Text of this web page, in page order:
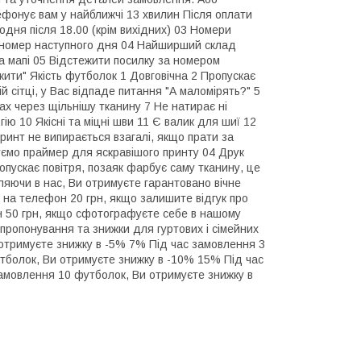
вам у найближчі 13 хвилин Після оплати
після 18.00 (крім вихідних) 03 Номери
наступного дня 04 Найширший склад
мапі 05 Відстежити посилку за номером
Якість футболок 1 Довговічна 2 Пропускає
сітці, у Вас відпаде питання "А маломірять?" 5
через щільнішу тканину 7 Не натирає ні
10 Якісні та міцні шви 11 Є валик для шиї 12
не випирається взагалі, якщо прати за
праймер для яскравішого принту 04 Друк
повітря, позаяк фарбує саму тканину, це
в нас, Ви отримуєте гарантовано вічне
телефон 20 грн, якщо залишите відгук про
грн, якщо сфотографуєте себе в нашому
та знижки для гуртових і сімейних
знижку в -5% 7% Під час замовлення 3
Ви отримуєте знижку в -10% 15% Під час
10 футболок, Ви отримуєте знижку в